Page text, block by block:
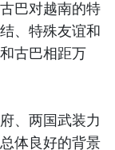
巴对越南的特
、特殊友谊和
古巴相距万
、两国武装力
体良好的背景